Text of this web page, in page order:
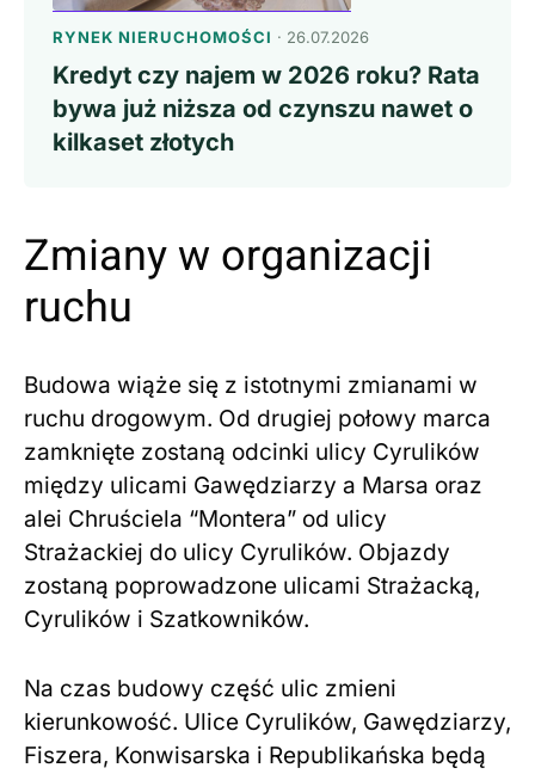
RYNEK NIERUCHOMOŚCI · 26.07.2026
Kredyt czy najem w 2026 roku? Rata
bywa już niższa od czynszu nawet o
kilkaset złotych
Zmiany w organizacji
ruchu
Budowa wiąże się z istotnymi zmianami w
ruchu drogowym. Od drugiej połowy marca
zamknięte zostaną odcinki ulicy Cyrulików
między ulicami Gawędziarzy a Marsa oraz
alei Chruściela “Montera” od ulicy
Strażackiej do ulicy Cyrulików. Objazdy
zostaną poprowadzone ulicami Strażacką,
Cyrulików i Szatkowników.
Na czas budowy część ulic zmieni
kierunkowość. Ulice Cyrulików, Gawędziarzy,
Fiszera, Konwisarska i Republikańska będą